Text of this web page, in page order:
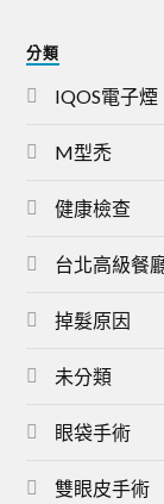
分類
IQOS電子煙
M型禿
健康檢查
台北高級餐
掉髮原因
未分類
眼袋手術
雙眼皮手術